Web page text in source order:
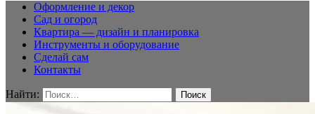
Оформление и декор
Сад и огород
Квартира — дизайн и планировка
Инструменты и оборудование
Сделай сам
Контакты
Найти: